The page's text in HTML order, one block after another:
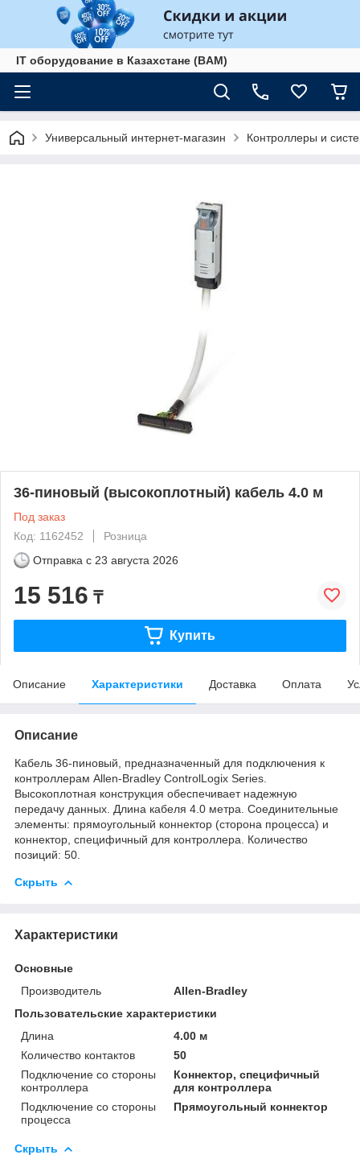
IT оборудование в Казахстане (BAM)
Универсальный интернет-магазин Контроллеры и
36-пиновый (высокоплотный) кабель 4.0 м
Под заказ
Код: 1162452
Розница
Отправка с 23 августа 2026
15 516 ₸
Купить
Описание Характеристики Доставка Оплата
Описание
Кабель 36-пиновый, предназначенный для подключения к
контроллерам Allen-Bradley ControlLogix Series.
Высокоплотная конструкция обеспечивает надежную
передачу данных. Длина кабеля 4.0 метра. Соединительные
элементы: прямоугольный коннектор (сторона процесса) и
коннектор, специфичный для контроллера. Количество
позиций: 50.
Скрыть
Характеристики
Основные
Производитель
Allen-Bradley
Пользовательские характеристики
Длина
4.00 м
Количество контактов
50
Подключение со стороны
контроллера
Коннектор, специфичный
для контроллера
Подключение со стороны
процесса
Прямоугольный коннектор
Скрыть